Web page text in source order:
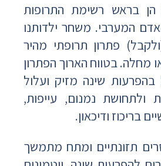
הן בראש רשימת התרופות
המערבי. משחר ילדותנו
פתרון תרופתי מהיר
מחלה. בטווח הארוך הפתרון
בהפרעות שינה מזיק ועלול
ולתחושת נמנום, עייפות,
בריכוז ודיכאון.
תזונתיים ומתח מתמשך